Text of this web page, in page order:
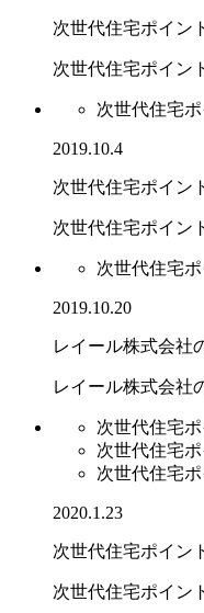
次世代住宅ポイン
次世代住宅ポイン
次世代住宅
2019.10.4
次世代住宅ポイン
次世代住宅ポイン
次世代住宅
2019.10.20
レイール株式会社
レイール株式会社
次世代住宅
次世代住宅
次世代住宅
2020.1.23
次世代住宅ポイン
次世代住宅ポイン